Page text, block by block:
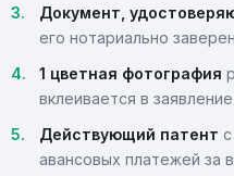
Документ,
его нотариально
1 цветная фотография
вклеивается в заявление
Действующий патент
авансовых платежей за